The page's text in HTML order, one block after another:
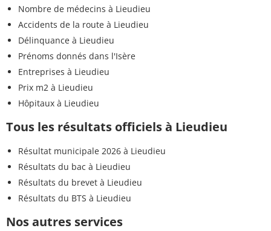
Nombre de médecins à Lieudieu
Accidents de la route à Lieudieu
Délinquance à Lieudieu
Prénoms donnés dans l'Isère
Entreprises à Lieudieu
Prix m2 à Lieudieu
Hôpitaux à Lieudieu
Tous les résultats officiels à Lieudieu
Résultat municipale 2026 à Lieudieu
Résultats du bac à Lieudieu
Résultats du brevet à Lieudieu
Résultats du BTS à Lieudieu
Nos autres services